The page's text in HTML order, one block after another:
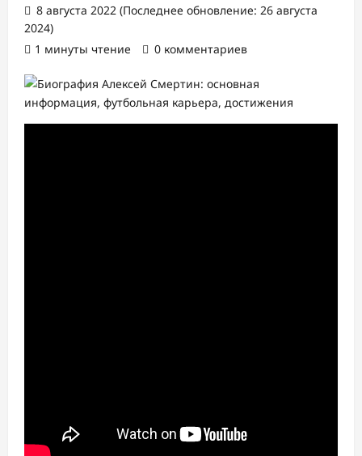
8 августа 2022 (Последнее обновление: 26 августа
2024)
1 минуты чтение
0 комментариев